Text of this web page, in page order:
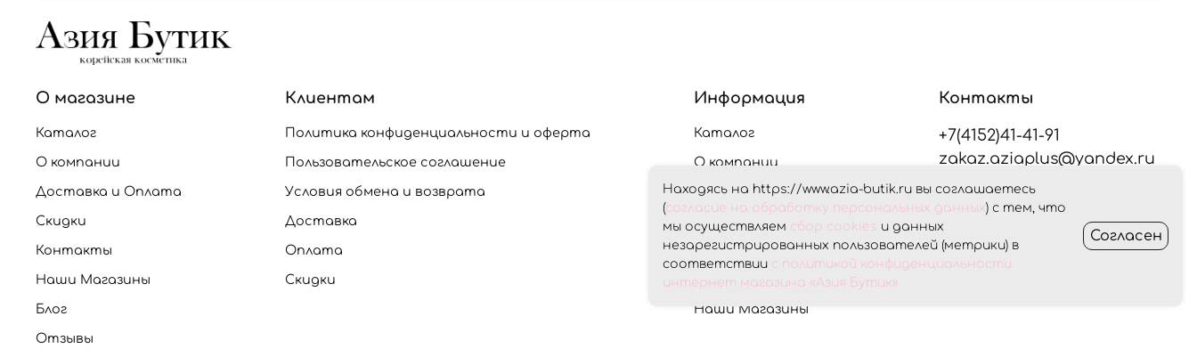
О магазине
Каталог
О компании
Доставка и Оплата
Скидки
Контакты
Наши Магазины
Блог
Отзывы
Клиентам
Политика конфиденциальности и оферта
Пользовательское соглашение
Условия обмена и возврата
Доставка
Оплата
Скидки
Информация
Каталог
О компании
Доставка и Оплата
Скидки
Контакты
Личный кабинет
Наши Магазины
Контакты
+7(4152)41-41-91
zakaz.aziaplus@yandex.ru
Оставайтесь на связи
Получить консультацию
Находясь на https://www.azia-butik.ru вы соглашаетесь
(согласие на обработку персональных данных) с тем, что
мы осуществляем сбор cookies и данных
незарегистрированных пользователей (метрики) в
соответствии с политикой конфиденциальности
интернет магазина «Азия Бутик»
Согласен